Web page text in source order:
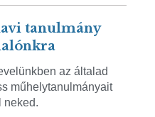
tanulmány
az általad
műhelytanulmányait
neked.